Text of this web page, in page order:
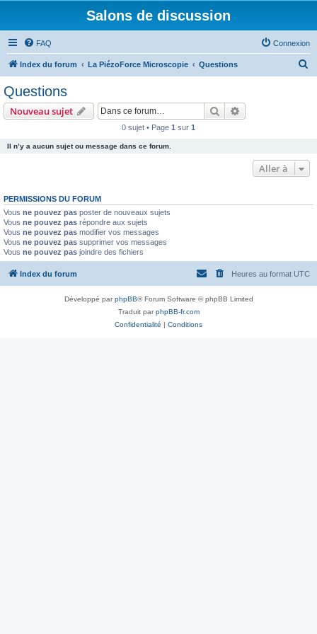
Salons de discussion
FAQ Connexion
Index du forum La PiézoForce Microscopie Questions
Questions
Nouveau sujet Rechercher
0 sujet • Page 1 sur 1
Il n’y a aucun sujet ou message dans ce forum.
Aller à
PERMISSIONS DU FORUM
Vous ne pouvez pas poster de nouveaux sujets
Vous ne pouvez pas répondre aux sujets
Vous ne pouvez pas modifier vos messages
Vous ne pouvez pas supprimer vos messages
Vous ne pouvez pas joindre des fichiers
Index du forum Heures au format UTC
Développé parphpBB® Forum Software © phpBB Limited
Traduit parphpBB-fr.com
Confidentialité | Conditions